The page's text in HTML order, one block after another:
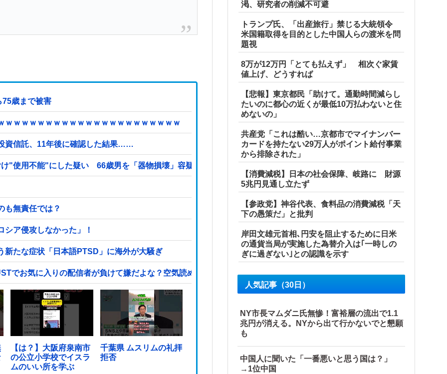
歳まで被害
ｗｗｗｗｗｗｗｗｗｗｗｗｗｗｗｗｗｗｗｗｗ
資信託、11年後に確認した結果……
"使用不能"にした疑い 66歳男を「器物損壊」容疑で逮捕 札幌市
も無責任では？
ア侵攻しなかった」！
新たな症状「日本語PTSD」に海外が大騒ぎ
でお気に入りの配信者が負けて嫌だよな？空気読めってなるよな？その結果がVCR。お前らVCR向いてるよ」→大炎上他
【は？】大阪府泉南市
の公立小学校でイスラ
ムのいい所を学ぶ
千葉県 ムスリムの礼拝
拒否
渇、研究者の削減不可避
トランプ氏、「出産旅行」禁じる大統領令
米国籍取得を目的とした中国人らの渡米を問
題視
8万が12万円「とても払えず」 相次ぐ家賃
値上げ、どうすれば
【悲報】東京都民「助けて。通勤時間減らし
たいのに都心の近くが最低10万払わないと住
めないの」
共産党「これは酷い…京都市でマイナンバー
カードを持たない29万人がポイント給付事業
から排除された」
【消費減税】日本の社会保障、岐路に 財源
5兆円見通し立たず
【参政党】神谷代表、食料品の消費減税「天
下の愚策だ」と批判
岸田文雄元首相､円安を阻止するために日米
の通貨当局が実施した為替介入は｢一時しの
ぎに過ぎない｣との認識を示す
人気記事（30日）
NY市長マムダニ氏無惨！富裕層の流出で1.1
兆円が消える。NYから出て行かないでと懇願
も
中国人に聞いた「一番悪いと思う国は？」
→1位中国